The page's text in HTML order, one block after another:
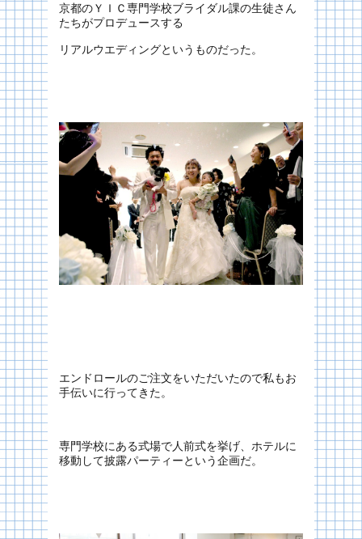
京都のＹＩＣ専門学校ブライダル課の生徒さん
たちがプロデュースする
リアルウエディングというものだった。
エンドロールのご注文をいただいたので私もお
手伝いに行ってきた。
専門学校にある式場で人前式を挙げ、ホテルに
移動して披露パーティーという企画だ。